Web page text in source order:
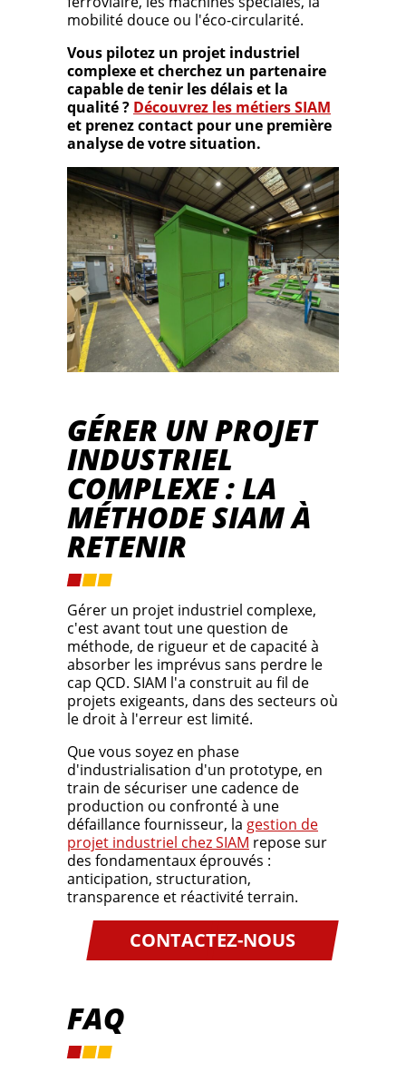
mobilité douce ou l'éco-circularité.
Vous pilotez un projet industriel
complexe et cherchez un partenaire
capable de tenir les délais et la
qualité ? Découvrez les métiers SIAM
et prenez contact pour une première
analyse de votre situation.
GÉRER UN PROJET
INDUSTRIEL
COMPLEXE : LA
MÉTHODE SIAM À
RETENIR
Gérer un projet industriel complexe,
c'est avant tout une question de
méthode, de rigueur et de capacité à
absorber les imprévus sans perdre le
cap QCD. SIAM l'a construit au fil de
projets exigeants, dans des secteurs où
le droit à l'erreur est limité.
Que vous soyez en phase
d'industrialisation d'un prototype, en
train de sécuriser une cadence de
production ou confronté à une
défaillance fournisseur, la gestion de
projet industriel chez SIAM repose sur
des fondamentaux éprouvés :
anticipation, structuration,
transparence et réactivité terrain.
CONTACTEZ-NOUS
FAQ